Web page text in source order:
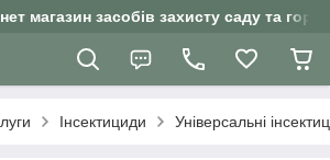
магазин засобів захисту саду та
Інсектициди Універсальні